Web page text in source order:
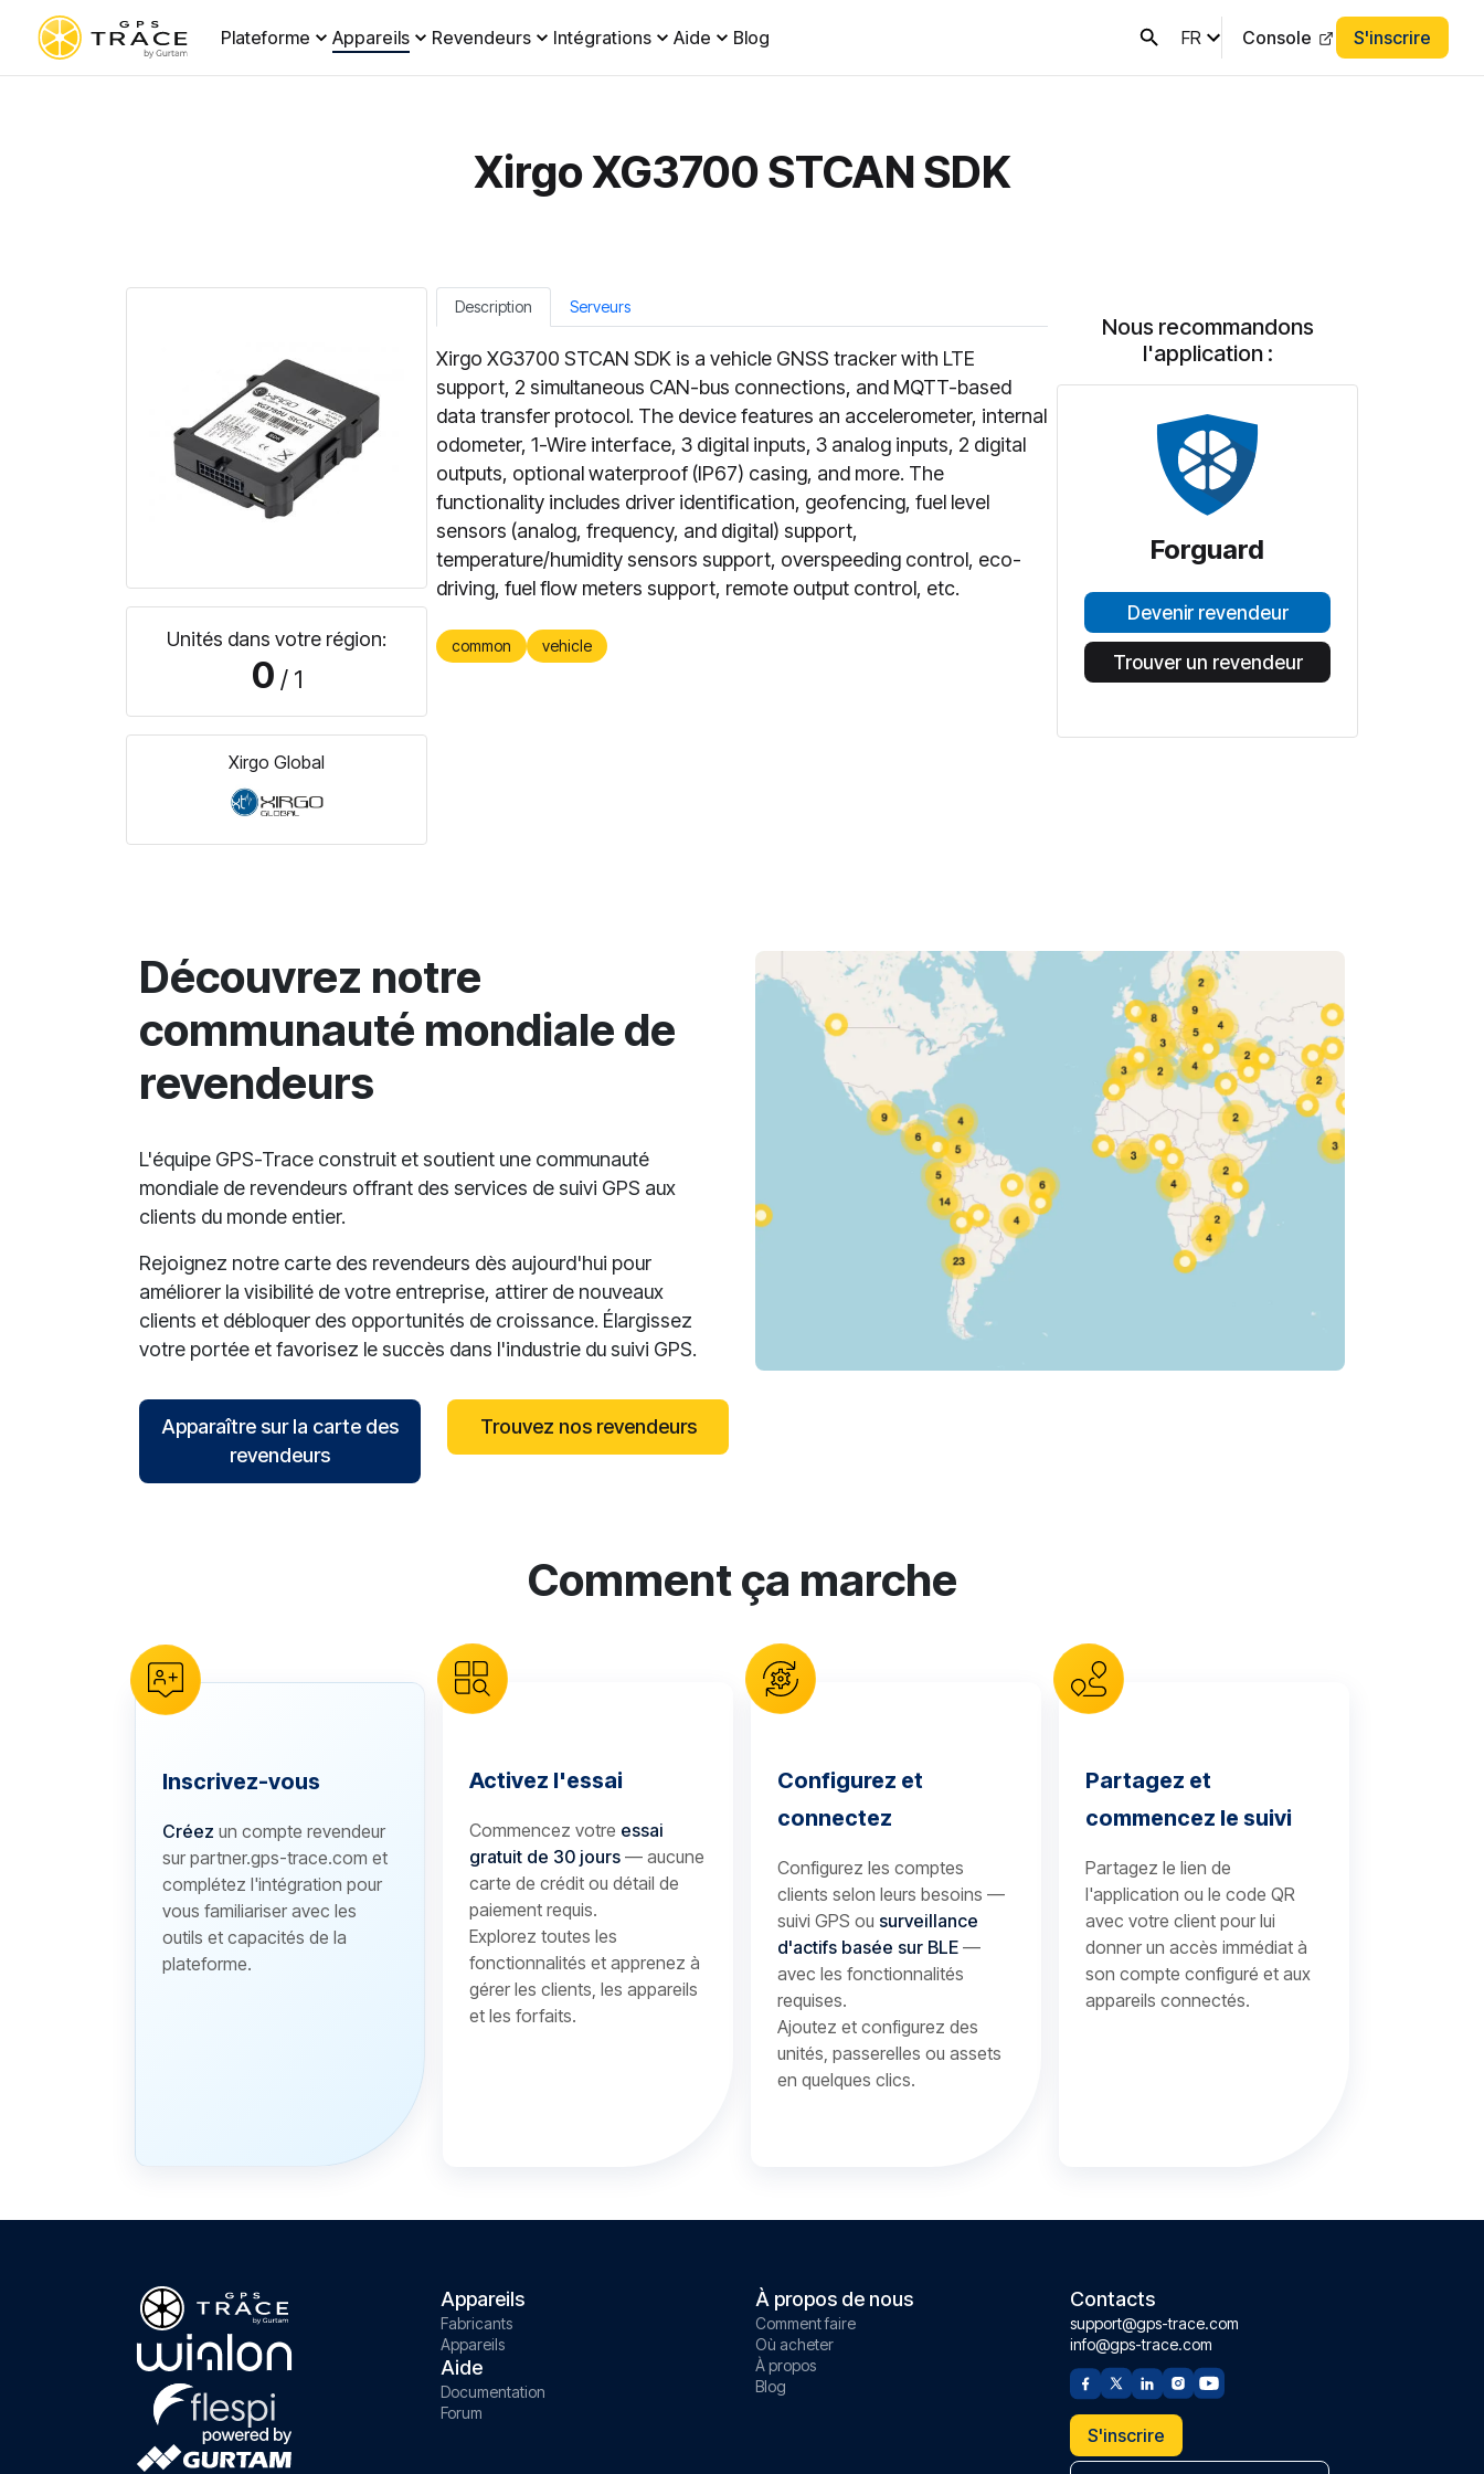
Plateforme Appareils Revendeurs Intégrations Aide Blog FR Console S'inscrire
Xirgo XG3700 STCAN SDK
Unités dans votre région:
0 / 1
Xirgo Global
Description Serveurs
Xirgo XG3700 STCAN SDK is a vehicle GNSS tracker with LTE
support, 2 simultaneous CAN-bus connections, and MQTT-based
data transfer protocol. The device features an accelerometer, internal
odometer, 1-Wire interface, 3 digital inputs, 3 analog inputs, 2 digital
outputs, optional waterproof (IP67) casing, and more. The
functionality includes driver identification, geofencing, fuel level
sensors (analog, frequency, and digital) support,
temperature/humidity sensors support, overspeeding control, eco-
driving, fuel flow meters support, remote output control, etc.
common vehicle
Nous recommandons
l'application :
Forguard
Devenir revendeur
Trouver un revendeur
Découvrez notre
communauté mondiale de
revendeurs
L'équipe GPS-Trace construit et soutient une communauté
mondiale de revendeurs offrant des services de suivi GPS aux
clients du monde entier.
Rejoignez notre carte des revendeurs dès aujourd'hui pour
améliorer la visibilité de votre entreprise, attirer de nouveaux
clients et débloquer des opportunités de croissance. Élargissez
votre portée et favorisez le succès dans l'industrie du suivi GPS.
Apparaître sur la carte des
revendeurs
Trouvez nos revendeurs
Comment ça marche
Inscrivez-vous
Créez un compte revendeur
sur partner.gps-trace.com et
complétez l'intégration pour
vous familiariser avec les
outils et capacités de la
plateforme.
Activez l'essai
Commencez votre essai
gratuit de 30 jours — aucune
carte de crédit ou détail de
paiement requis.
Explorez toutes les
fonctionnalités et apprenez à
gérer les clients, les appareils
et les forfaits.
Configurez et
connectez
Configurez les comptes
clients selon leurs besoins —
suivi GPS ou surveillance
d'actifs basée sur BLE —
avec les fonctionnalités
requises.
Ajoutez et configurez des
unités, passerelles ou assets
en quelques clics.
Partagez et
commencez le suivi
Partagez le lien de
l'application ou le code QR
avec votre client pour lui
donner un accès immédiat à
son compte configuré et aux
appareils connectés.
Appareils
Fabricants
Appareils
Aide
Documentation
Forum
À propos de nous
Comment faire
Où acheter
À propos
Blog
Contacts
support@gps-trace.com
info@gps-trace.com
S'inscrire